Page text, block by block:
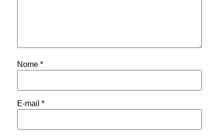
Nome *
E-mail *